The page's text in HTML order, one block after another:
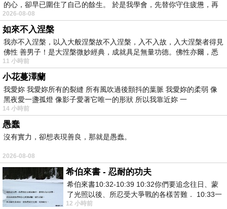
上一篇：玫友491
下一篇：
的心，卻早已圍住了自己的餘生。 於是我學會，先替你守住疲憊，再
2026-08-08
如來不入涅槃
我亦不入涅槃，以入大般涅槃故不入涅槃，入不入故，入大涅槃者得見
佛性 善男子！是大涅槃微妙經典，成就具足無量功德。佛性亦爾，悉
11 小時前
小花蔓澤蘭
我愛妳 我愛妳所有的裂縫 所有風吹過後顫抖的葉脈 我愛妳的柔弱 像
黑夜愛一盞孤燈 像影子愛著它唯一的形狀 所以我靠近妳 一
14 小時前
愚蠢
沒有實力，卻想表現善良，那就是愚蠢。
2026-08-08
希伯來書 - 忍耐的功夫
希伯來書10:32-10:39 10:32你們要追念往日、蒙
了光照以後、所忍受大爭戰的各樣苦難． 10:33一
面被毀謗、遭患難、成了戲景、叫眾人
12 小時前